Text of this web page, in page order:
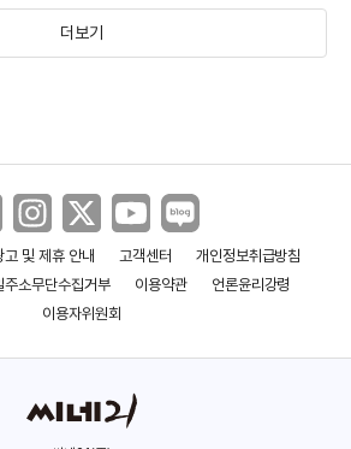
피터와 드래곤
더보기
고 및 제휴 안내 고객센터
개인정보취급방침
주소무단수집거부 이용약관
언론윤리강령
이용자위원회